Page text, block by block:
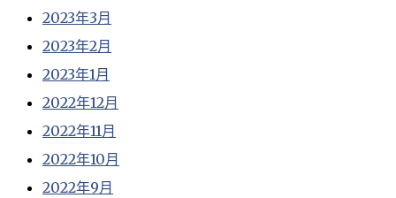
2023年3月
2023年2月
2023年1月
2022年12月
2022年11月
2022年10月
2022年9月